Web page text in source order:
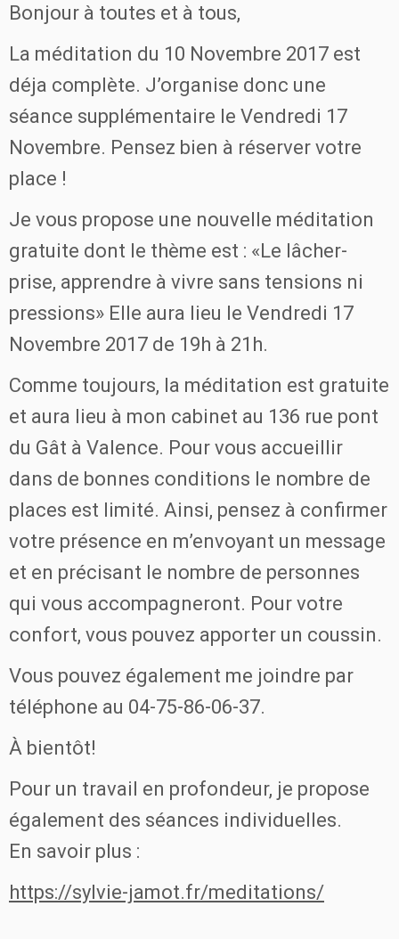
Bonjour à toutes et à tous,
La méditation du 10 Novembre 2017 est
déja complète. J’organise donc une
séance supplémentaire le Vendredi 17
Novembre. Pensez bien à réserver votre
place !
Je vous propose une nouvelle méditation
gratuite dont le thème est : «Le lâcher-
prise, apprendre à vivre sans tensions ni
pressions» Elle aura lieu le Vendredi 17
Novembre 2017 de 19h à 21h.
Comme toujours, la méditation est gratuite
et aura lieu à mon cabinet au 136 rue pont
du Gât à Valence. Pour vous accueillir
dans de bonnes conditions le nombre de
places est limité. Ainsi, pensez à confirmer
votre présence en m’envoyant un message
et en précisant le nombre de personnes
qui vous accompagneront. Pour votre
confort, vous pouvez apporter un coussin.
Vous pouvez également me joindre par
téléphone au 04-75-86-06-37.
À bientôt!
Pour un travail en profondeur, je propose
également des séances individuelles.
En savoir plus :
https://sylvie-jamot.fr/meditations/